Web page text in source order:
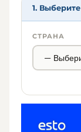
1.
СТРАНА